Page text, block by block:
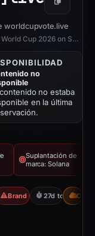
Copiar
worldcupvote.live
“$WORLDCUP Â· Vote Your Nation Â· World Cup 2026 on Solana”
no
no estaba
en la última
Suplantación de
marca: Solana
2026
Brand Impersonation
27d to CDN